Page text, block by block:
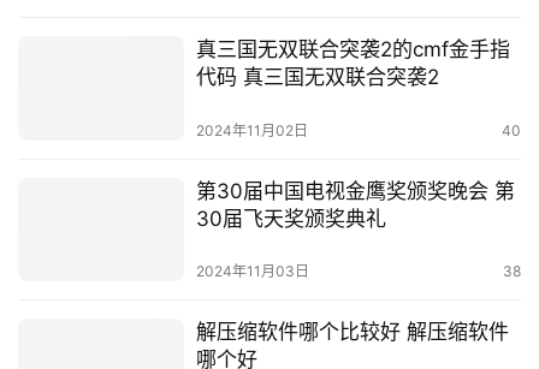
真三国无双联合突袭2的cmf金手指
代码 真三国无双联合突袭2
2024年11月02日 40
第30届中国电视金鹰奖颁奖晚会 第
30届飞天奖颁奖典礼
2024年11月03日 38
解压缩软件哪个比较好 解压缩软件
哪个好